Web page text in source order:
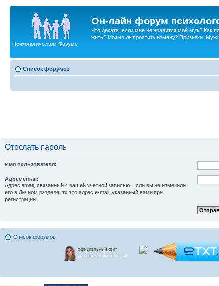
Он-лайн форум
Что делать, если мне не нравится мой муж? Как
жить? Можно ли простить измену? Признаки. Муж
Психологическом Форуме
Список форумов
Отослать пароль
Имя пользователя:
Адрес email:
Адрес email, связанный с вашей учётной записью. Если вы не изменили
его в Личном разделе, то это адрес e-mail, указанный вами при
регистрации.
Список форумов